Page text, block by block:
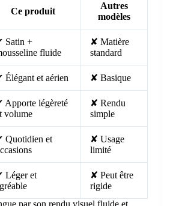
Ce produit
Autres
modèles
Satin +
fluide
✘ Matière
standard
Élégant et aérien ✘ Basique
Apporte légèreté
volume
✘ Rendu
simple
Quotidien et
✘ Usage
limité
Léger et
✘ Peut être
rigide